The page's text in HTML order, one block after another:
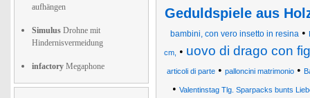
aufhängen
Simulus Drohne mit
Hindernisvermeidung
infactory Megaphone
Geduldspiele aus
bambini, con vero insetto in resina •
cm, • uovo di drago con
articoli di parte• palloncini matrimonio•
• Valentinstag Tlg. Sparpacks bunts